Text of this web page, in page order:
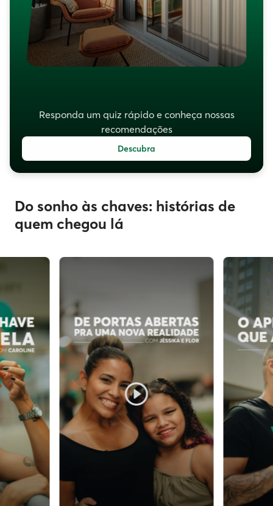
Responda um quiz rápido e conheça nossas
recomendações
Descubra
Do sonho às chaves: histórias de
quem chegou lá